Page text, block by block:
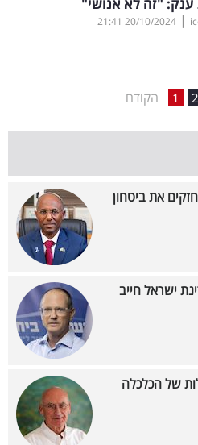
|
20/10/2024
21:41
הקודם 1 2
את ביטחון
ישראל חייב
של הכלכלה